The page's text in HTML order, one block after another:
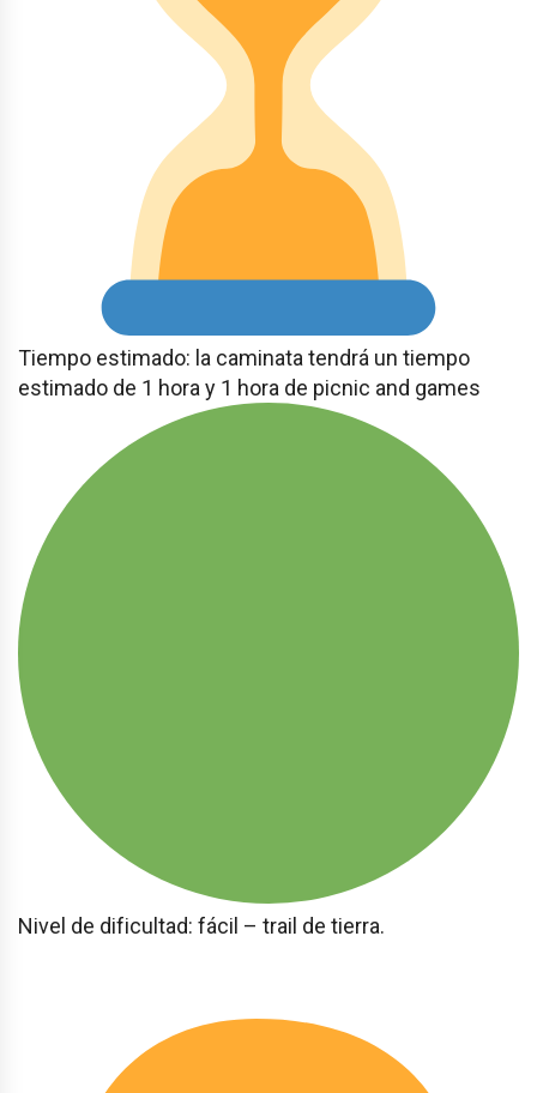
Tiempo estimado: la caminata tendrá un tiempo
estimado de 1 hora y 1 hora de picnic and games
Nivel de dificultad: fácil – trail de tierra.